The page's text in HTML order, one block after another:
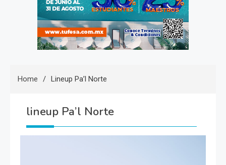
Home Lineup Pa’l Norte
lineup Pa’l Norte